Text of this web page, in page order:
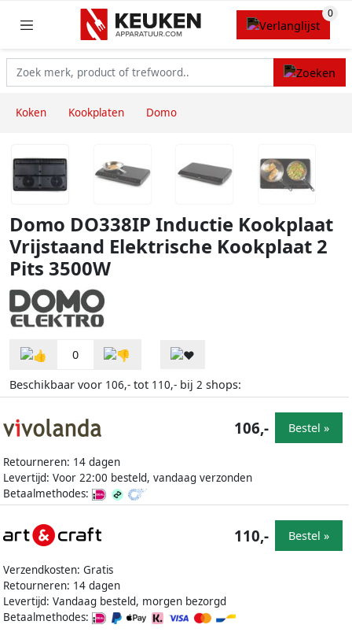
Koken Kookplaten Domo
Domo DO338IP Inductie Kookplaat
Vrijstaand Elektrische Kookplaat 2
Pits 3500W
0
Beschikbaar voor 106,- tot 110,- bij 2 shops:
Retourneren: 14 dagen
Levertijd: Voor 22:00 besteld, vandaag verzonden
Betaalmethodes:
106,- Bestel »
Verzendkosten: Gratis
Retourneren: 14 dagen
Levertijd: Vandaag besteld, morgen bezorgd
Betaalmethodes:
110,- Bestel »